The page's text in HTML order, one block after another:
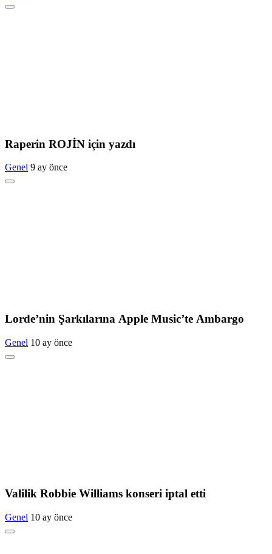
Raperin ROJİN için yazdı
Genel 9 ay önce
Lorde’nin Şarkılarına Apple Music’te Ambargo
Genel 10 ay önce
Valilik Robbie Williams konseri iptal etti
Genel 10 ay önce